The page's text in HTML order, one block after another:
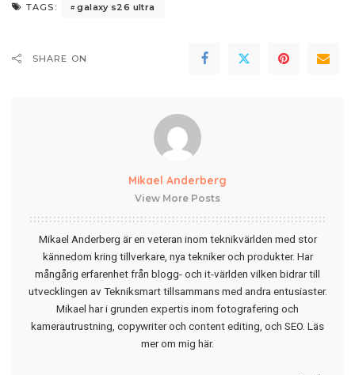
TAGS: galaxy s26 ultra
SHARE ON
Mikael Anderberg
View More Posts
Mikael Anderberg är en veteran inom teknikvärlden med stor
kännedom kring tillverkare, nya tekniker och produkter. Har
mångårig erfarenhet från blogg- och it-världen vilken bidrar till
utvecklingen av Tekniksmart tillsammans med andra entusiaster.
Mikael har i grunden expertis inom fotografering och
kamerautrustning, copywriter och content editing, och SEO. Läs
mer om mig här.